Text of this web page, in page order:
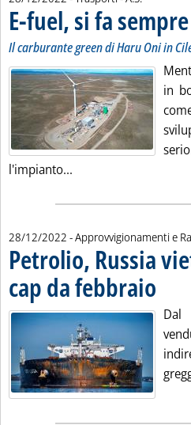
E-fuel, si fa
Il carburante green di Haru Oni in
in
l'impianto...
28/12/2022 - Approvvigionamenti e
Petrolio, Russia
cap da febbraio .
Dal